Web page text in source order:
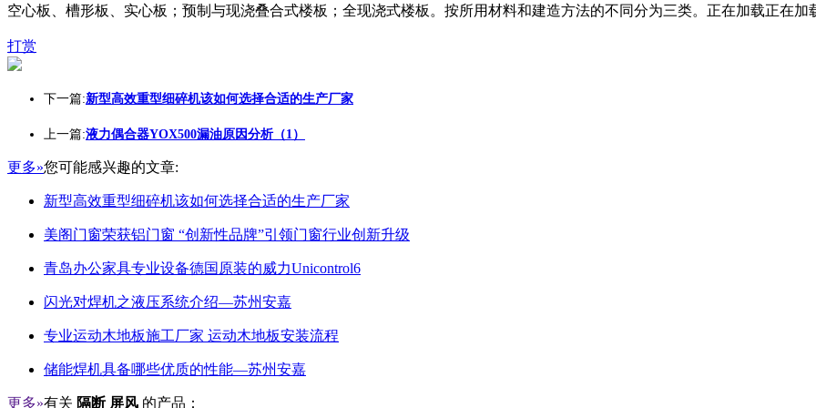
空心板、槽形板、实心板；预制与现浇叠合式楼板；全现浇式楼板。按所用材料和建造方法的不同分为三类。正在加载正在加
打赏
下一篇:新型高效重型细碎机该如何选择合适的生产厂家
上一篇:液力偶合器YOX500漏油原因分析（1）
更多»您可能感兴趣的文章:
新型高效重型细碎机该如何选择合适的生产厂家
美阁门窗荣获铝门窗 “创新性品牌”引领门窗行业创新升级
青岛办公家具专业设备德国原装的威力Unicontrol6
闪光对焊机之液压系统介绍—苏州安嘉
专业运动木地板施工厂家 运动木地板安装流程
储能焊机具备哪些优质的性能—苏州安嘉
更多»有关 隔断 屏风 的产品：